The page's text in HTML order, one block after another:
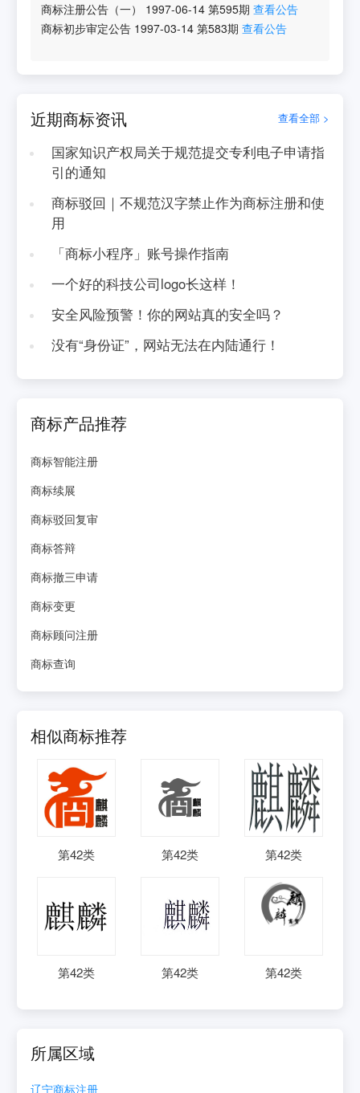
商标注册公告（一）
1997-06-14 第595期 查看公告
商标初步审定公告 1997-03-14 第583期 查看公告
近期商标资讯 查看全部 >
国家知识产权局关于规范提交专利电子申请指
引的通知
商标驳回｜不规范汉字禁止作为商标注册和使
用
「商标小程序」账号操作指南
一个好的科技公司logo长这样！
安全风险预警！你的网站真的安全吗？
没有“身份证”，网站无法在内陆通行！
商标产品推荐
商标智能注册
商标续展
商标驳回复审
商标答辩
商标撤三申请
商标变更
商标顾问注册
商标查询
相似商标推荐
第42类 第42类 第42类
第42类 第42类 第42类
所属区域
辽宁商标注册